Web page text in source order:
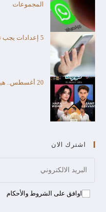
المجموعات
5 إعدادات يجب تفعيلها فورًا بعد شراء آيفون جديد
20 أغسطس.. هيفاء وهبي تحيي حفلا غنائيا في السعودية
اشترك الان
اوافق على الشروط والأحكام